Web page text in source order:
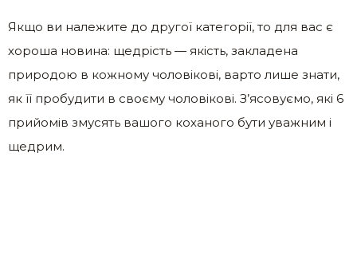
Якщо ви належите до другої категорії, то для вас є
хороша новина: щедрість — якість, закладена
природою в кожному чоловікові, варто лише знати,
як її пробудити в своєму чоловікові. З’ясовуємо, які 6
прийомів змусять вашого коханого бути уважним і
щедрим.